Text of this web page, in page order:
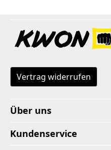
Vertrag widerrufen
Über uns
Kundenservice